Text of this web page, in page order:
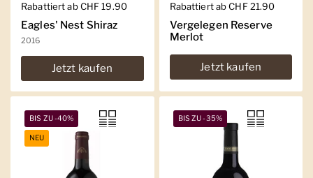
Regulärer Preis
Rabattiert ab CHF 19.90
Eagles' Nest Shiraz
2016
Jetzt kaufen
Regulärer Preis
Rabattiert ab CHF 21.90
Vergelegen Reserve
Merlot
Jetzt kaufen
BIS ZU -40%
NEU
BIS ZU -35%